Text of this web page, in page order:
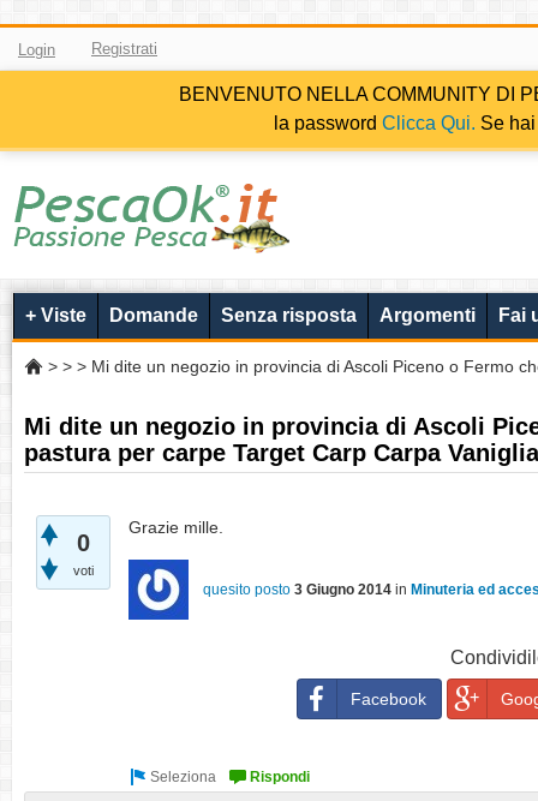
Login Registrati
BENVENUTO NELLA COMMUNITY DI
la password Clicca Qui. Se
+ Viste Domande Senza risposta Argomenti Fai
> > > Mi dite un negozio in provincia di Ascoli Piceno o Fermo
Mi dite un negozio in provincia di Ascoli
pastura per carpe Target Carp Carpa
0
voti
Grazie mille.
quesito posto 3 Giugno 2014 in Minuteria ed
Facebook